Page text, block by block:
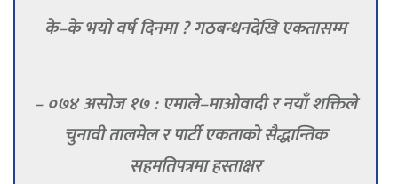
के–के भयो वर्ष दिनमा ? गठबन्धनदेखि एकतासम्म
– ०७४ असोज १७ : एमाले–माओवादी र नयाँ शक्तिले
चुनावी तालमेल र पार्टी एकताको सैद्धान्तिक
सहमतिपत्रमा हस्ताक्षर